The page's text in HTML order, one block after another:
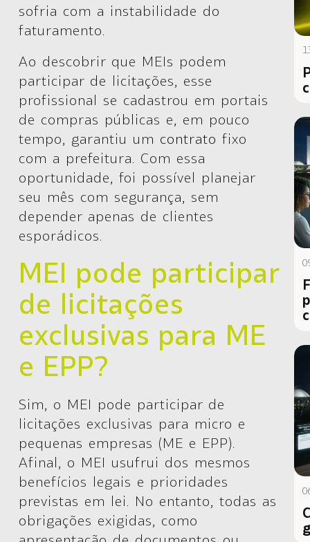
sofria com a instabilidade do
faturamento.
Ao descobrir que MEIs podem
participar de licitações, esse
profissional se cadastrou em portais
de compras públicas e, em pouco
tempo, garantiu um contrato fixo
com a prefeitura. Com essa
oportunidade, foi possível planejar
seu mês com segurança, sem
depender apenas de clientes
esporádicos.
MEI pode participar
de licitações
exclusivas para ME
e EPP?
Sim, o MEI pode participar de
licitações exclusivas para micro e
pequenas empresas (ME e EPP).
Afinal, o MEI usufrui dos mesmos
benefícios legais e prioridades
previstas em lei. No entanto, todas as
obrigações exigidas, como